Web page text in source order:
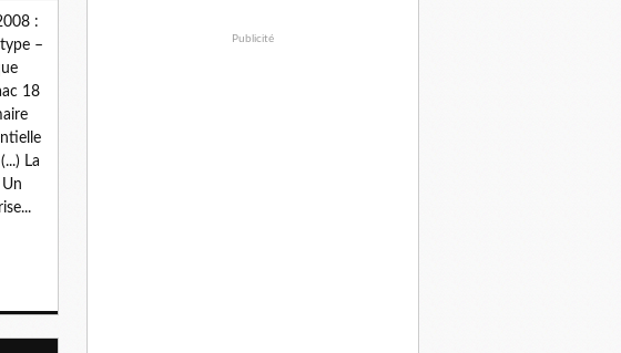
:
–
18
La
Publicité